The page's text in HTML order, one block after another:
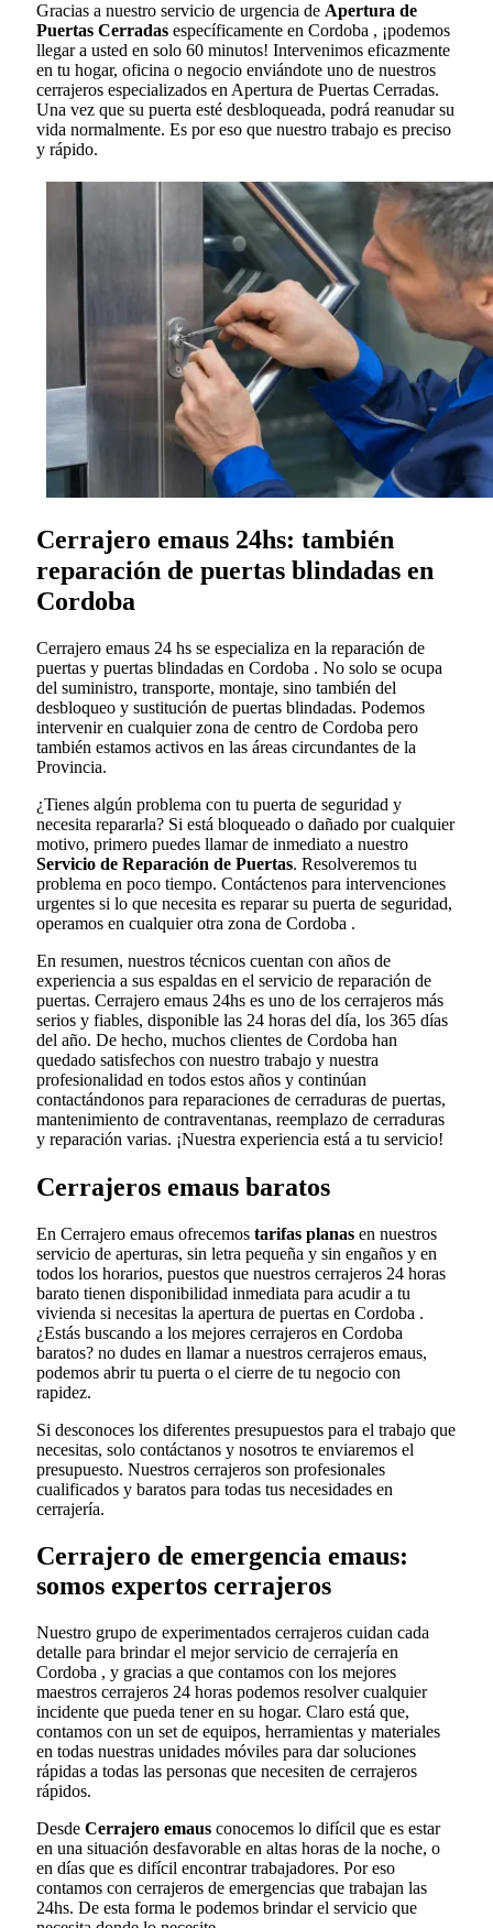
Gracias a nuestro servicio de urgencia de Apertura de
Puertas Cerradas específicamente en Cordoba , ¡podemos
llegar a usted en solo 60 minutos! Intervenimos eficazmente
en tu hogar, oficina o negocio enviándote uno de nuestros
cerrajeros especializados en Apertura de Puertas Cerradas.
Una vez que su puerta esté desbloqueada, podrá reanudar su
vida normalmente. Es por eso que nuestro trabajo es preciso
y rápido.
Cerrajero emaus 24hs: también
reparación de puertas blindadas en
Cordoba
Cerrajero emaus 24 hs se especializa en la reparación de
puertas y puertas blindadas en Cordoba . No solo se ocupa
del suministro, transporte, montaje, sino también del
desbloqueo y sustitución de puertas blindadas. Podemos
intervenir en cualquier zona de centro de Cordoba pero
también estamos activos en las áreas circundantes de la
Provincia.
¿Tienes algún problema con tu puerta de seguridad y
necesita repararla? Si está bloqueado o dañado por cualquier
motivo, primero puedes llamar de inmediato a nuestro
Servicio de Reparación de Puertas. Resolveremos tu
problema en poco tiempo. Contáctenos para intervenciones
urgentes si lo que necesita es reparar su puerta de seguridad,
operamos en cualquier otra zona de Cordoba .
En resumen, nuestros técnicos cuentan con años de
experiencia a sus espaldas en el servicio de reparación de
puertas. Cerrajero emaus 24hs es uno de los cerrajeros más
serios y fiables, disponible las 24 horas del día, los 365 días
del año. De hecho, muchos clientes de Cordoba han
quedado satisfechos con nuestro trabajo y nuestra
profesionalidad en todos estos años y continúan
contactándonos para reparaciones de cerraduras de puertas,
mantenimiento de contraventanas, reemplazo de cerraduras
y reparación varias. ¡Nuestra experiencia está a tu servicio!
Cerrajeros emaus baratos
En Cerrajero emaus ofrecemos tarifas planas en nuestros
servicio de aperturas, sin letra pequeña y sin engaños y en
todos los horarios, puestos que nuestros cerrajeros 24 horas
barato tienen disponibilidad inmediata para acudir a tu
vivienda si necesitas la apertura de puertas en Cordoba .
¿Estás buscando a los mejores cerrajeros en Cordoba
baratos? no dudes en llamar a nuestros cerrajeros emaus,
podemos abrir tu puerta o el cierre de tu negocio con
rapidez.
Si desconoces los diferentes presupuestos para el trabajo que
necesitas, solo contáctanos y nosotros te enviaremos el
presupuesto. Nuestros cerrajeros son profesionales
cualificados y baratos para todas tus necesidades en
cerrajería.
Cerrajero de emergencia emaus:
somos expertos cerrajeros
Nuestro grupo de experimentados cerrajeros cuidan cada
detalle para brindar el mejor servicio de cerrajería en
Cordoba , y gracias a que contamos con los mejores
maestros cerrajeros 24 horas podemos resolver cualquier
incidente que pueda tener en su hogar. Claro está que,
contamos con un set de equipos, herramientas y materiales
en todas nuestras unidades móviles para dar soluciones
rápidas a todas las personas que necesiten de cerrajeros
rápidos.
Desde Cerrajero emaus conocemos lo difícil que es estar
en una situación desfavorable en altas horas de la noche, o
en días que es difícil encontrar trabajadores. Por eso
contamos con cerrajeros de emergencias que trabajan las
24hs. De esta forma le podemos brindar el servicio que